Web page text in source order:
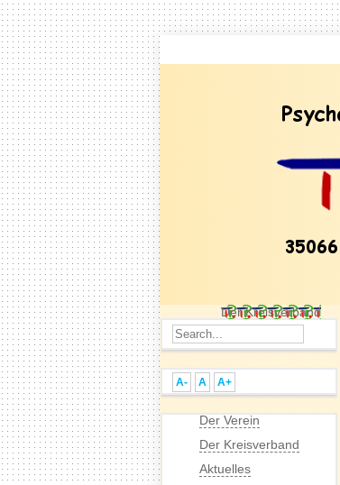
Der Kreisverband
A- A A+
Der Verein
Der Kreisverband
Aktuelles